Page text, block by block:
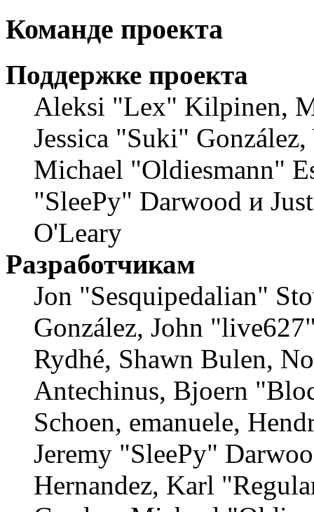
Команде проекта
Поддержке проекта
Aleksi "Lex" Kilpinen,
Jessica "Suki"
Michael "Oldiesmann"
"SleePy" Darwood и
O'Leary
Разработчикам
Jon "Sesquipedalian"
González, John
Rydhé, Shawn Bulen,
Antechinus, Bjoern
Schoen, emanuele,
Jeremy "SleePy"
Hernandez, Karl